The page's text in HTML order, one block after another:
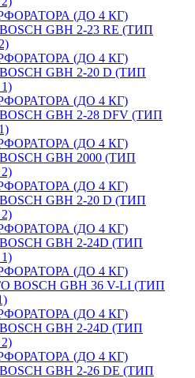
(ДО 4 КГ)
GBH 2-23 RE (ТИП
(ДО 4 КГ)
GBH 2-20 D (ТИП
(ДО 4 КГ)
GBH 2-28 DFV (ТИП
(ДО 4 КГ)
GBH 2000 (ТИП
(ДО 4 КГ)
GBH 2-20 D (ТИП
(ДО 4 КГ)
GBH 2-24D (ТИП
(ДО 4 КГ)
GBH 36 V-LI (ТИП
(ДО 4 КГ)
GBH 2-24D (ТИП
(ДО 4 КГ)
GBH 2-26 DE (ТИП